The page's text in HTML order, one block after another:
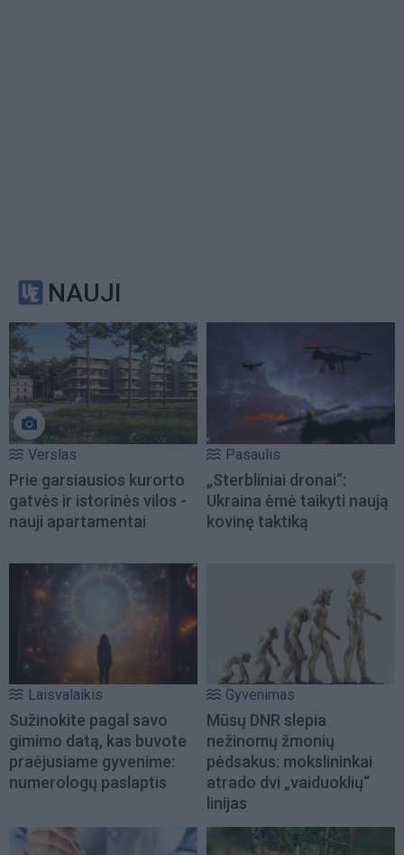
NAUJI
Verslas
Prie garsiausios kurorto
gatvės ir istorinės vilos -
nauji apartamentai
Pasaulis
„Sterbliniai dronai“:
Ukraina ėmė taikyti naują
kovinę taktiką
Laisvalaikis
Sužinokite pagal savo
gimimo datą, kas buvote
praėjusiame gyvenime:
numerologų paslaptis
Gyvenimas
Mūsų DNR slepia
nežinomų žmonių
pėdsakus: mokslininkai
atrado dvi „vaiduoklių“
linijas